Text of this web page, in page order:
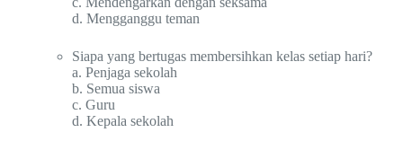
d. Mengganggu teman
Siapa yang bertugas membersihkan kelas setiap hari?
a. Penjaga sekolah
b. Semua siswa
c. Guru
d. Kepala sekolah